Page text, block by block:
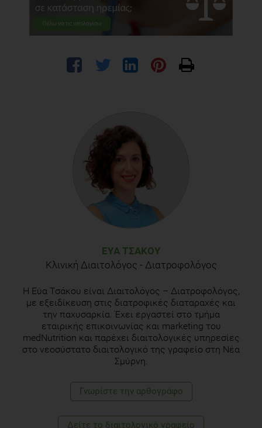
ΕΎΑ ΤΣΆΚΟΥ
Κλινική Διαιτολόγος - Διατροφολόγος
Η Εύα Τσάκου είναι Διαιτολόγος – Διατροφολόγος,
με εξειδίκευση στις διατροφικές διαταραχές και
την παχυσαρκία. Έχει εργαστεί στο τμήμα
εταιρικής επικοινωνίας και marketing του
medNutrition και παρέχει διαιτολογικές υπηρεσίες
στο νεοσύστατο διαιτολογικό της γραφείο στη Νέα
Σμύρνη.
Γνωρίστε την αρθογράφο
Δείτε το διαιτολογικό γραφείο